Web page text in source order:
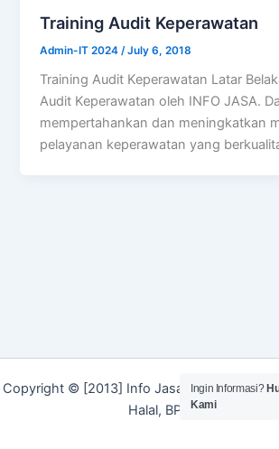
Training Audit Keperawatan
Admin-IT 2024 /July 6, 2018
Training Audit Keperawatan Latar
Audit Keperawatan oleh INFO JASA.
mempertahankan dan meningkatkan
pelayanan keperawatan yang
Copyright © [2013] Info Jasa | Layanan
Halal, BPOM dan Merek]
Ingin Informasi?
Kami